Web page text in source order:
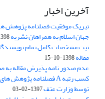
آخرین اخبار
تبریک موفقیت فصلنامه پژوهش
جهان اسلام به همراهان نشریه12-15
ثبت مشخصات کامل تمام
مقاله1398-10-15
عدم صدور نامه پذیرش مقاله
توسط وزارت عتف1397-02-03